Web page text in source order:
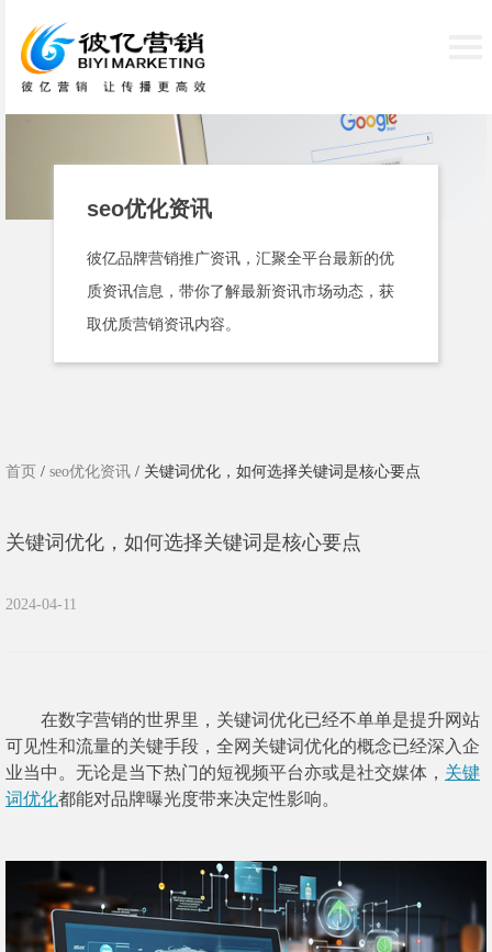
seo优化资讯
彼亿品牌营销推广资讯，汇聚全平台最新的优
质资讯信息，带你了解最新资讯市场动态，获
取优质营销资讯内容。
首页 / seo优化资讯 / 关键词优化，如何选择关键词是核心要点
关键词优化，如何选择关键词是核心要点
2024-04-11
在数字营销的世界里，关键词优化已经不单单是提升网站
可见性和流量的关键手段，全网关键词优化的概念已经深入企
业当中。无论是当下热门的短视频平台亦或是社交媒体， 关键
词优化都能对品牌曝光度带来决定性影响。